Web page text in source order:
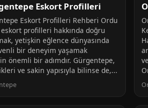
Eskort Profilleri
Eskort Profilleri Rehberi Ordu
profilleri hakkında doğru
yetişkin eğlence dünyasında
bir deneyim yaşamak
önemli bir adımdır. Gürgentepe,
ve sakin yapısıyla bilinse de,...